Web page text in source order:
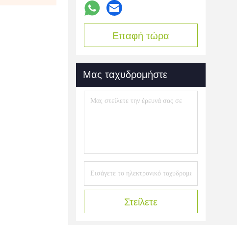
Επαφή τώρα
Μας ταχυδρομήστε
Στείλετε